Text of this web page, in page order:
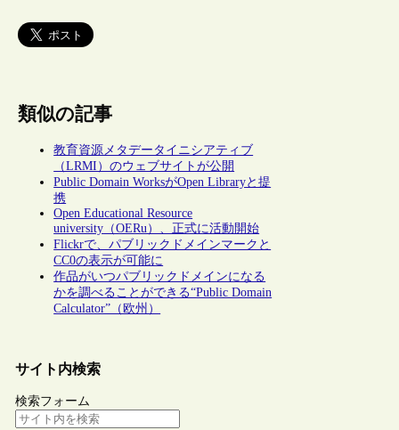
類似の記事
教育資源メタデータイニシアティブ
（LRMI）のウェブサイトが公開
Public Domain WorksがOpen Libraryと提
携
Open Educational Resource
university（OERu）、正式に活動開始
Flickrで、パブリックドメインマークと
CC0の表示が可能に
作品がいつパブリックドメインになる
かを調べることができる“Public Domain
Calculator”（欧州）
サイト内検索
検索フォーム